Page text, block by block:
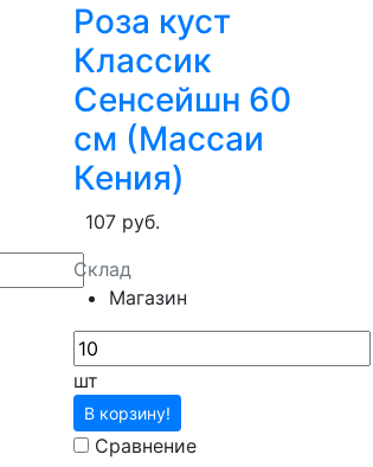
Роза куст
Классик
Сенсейшн 60
см (Массаи
Кения)
107 руб.
Склад
Магазин
шт
В корзину!
Сравнение